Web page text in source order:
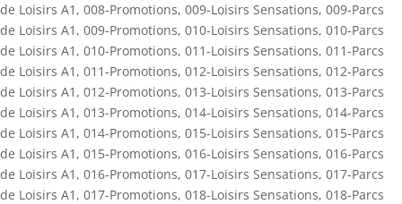
de Loisirs A1 , 008-Promotions, 009-Loisirs Sensations, 009-Parcs
de Loisirs A1 , 009-Promotions, 010-Loisirs Sensations, 010-Parcs
de Loisirs A1 , 010-Promotions, 011-Loisirs Sensations, 011-Parcs
de Loisirs A1 , 011-Promotions, 012-Loisirs Sensations, 012-Parcs
de Loisirs A1 , 012-Promotions, 013-Loisirs Sensations, 013-Parcs
de Loisirs A1 , 013-Promotions, 014-Loisirs Sensations, 014-Parcs
de Loisirs A1 , 014-Promotions, 015-Loisirs Sensations, 015-Parcs
de Loisirs A1 , 015-Promotions, 016-Loisirs Sensations, 016-Parcs
de Loisirs A1 , 016-Promotions, 017-Loisirs Sensations, 017-Parcs
de Loisirs A1 , 017-Promotions, 018-Loisirs Sensations, 018-Parcs